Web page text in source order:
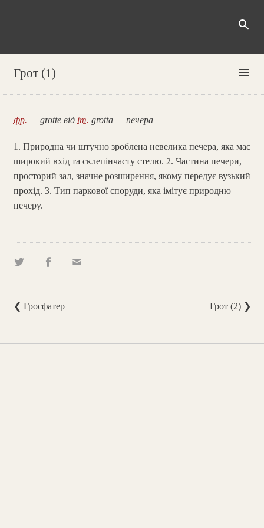
search
Грот (1) menu
фр. — grotte від іт. grotta — печера
1. Природна чи штучно зроблена невелика печера, яка має
широкий вхід та склепінчасту стелю. 2. Частина печери,
просторий зал, значне розширення, якому передує вузький
прохід. 3. Тип паркової споруди, яка імітує природню
печеру.
❮ Гросфатер Грот (2) ❯